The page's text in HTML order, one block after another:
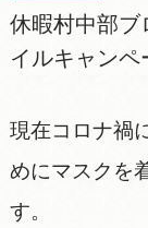
休暇村中部ブ
イルキャンペ
現在コロナ禍
めにマスクを
す。